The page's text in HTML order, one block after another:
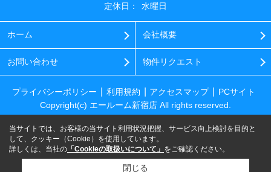
定休日：
水曜日
ホーム 会社概要
お問い合わせ 物件リクエスト
プライバシーポリシー 利用規約 アクセスマップ
PCサイト
Copyright(c) エールーム新宿店 All rights reserved.
当サイトでは、お客様の当サイト利用状況把握、サービス向上検討を目的と
して、クッキー（Cookie）を使用しています。
詳しくは、当社の 「Cookieの取扱いについて」 をご確認ください。
閉じる